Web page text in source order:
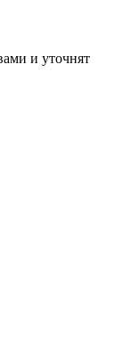
и уточнят